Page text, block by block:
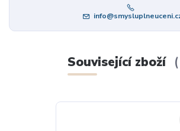
Související zboží